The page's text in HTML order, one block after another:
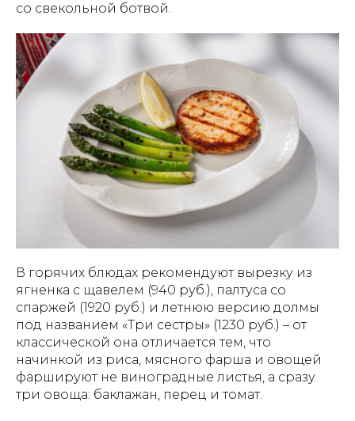
со свекольной ботвой.
В горячих блюдах рекомендуют вырезку из
ягненка с щавелем (940 руб.), палтуса со
спаржей (1920 руб.) и летнюю версию долмы
под названием «Три сестры» (1230 руб.) – от
классической она отличается тем, что
начинкой из риса, мясного фарша и овощей
фаршируют не виноградные листья, а сразу
три овоща: баклажан, перец и томат.